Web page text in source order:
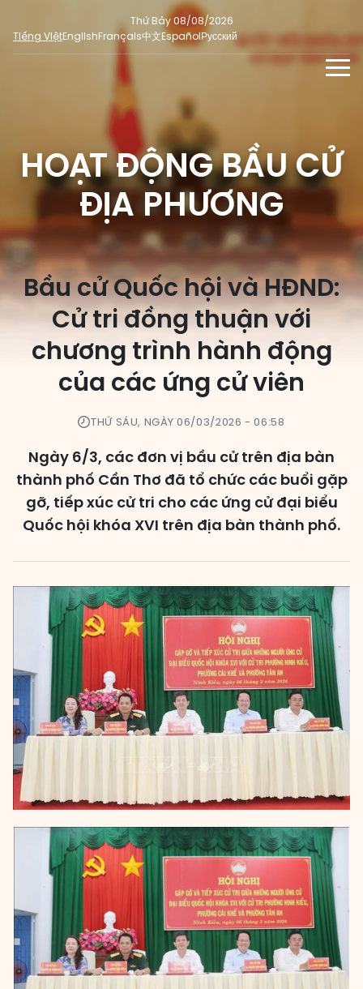
Thứ Bảy 08/08/2026
Tiếng ViệtEnglishFrançais中文EspañolРусский
TIN TỨC - SỰ KIỆN
Phỏng vấn - Nhận định
Ý kiến cử tri
Người đại biểu nhân dân
Tin nổi bật
Dư luận quốc tế
Hỏi đáp bầu cử
Bầu cử địa phương
ĐA PHƯƠNG TIỆN
Ảnh
E-magazine
Infographic
DÀNH CHO BÁO CHÍ
MẠNG XÃ HỘI
SỐ LIỆU BẦU CỬ
Cử tri tham gia bầu cử
Tổng số đại biểu quốc hội
Nữ đại biểu Quốc hội
Các đơn vị bầu cử
HĐND cấp xã
HĐND cấp tỉnh, thành phố
HOẠT ĐỘNG BẦU CỬ
ĐỊA PHƯƠNG
Bầu cử Quốc hội và HĐND:
Cử tri đồng thuận với
chương trình hành động
của các ứng cử viên
THỨ SÁU, NGÀY 06/03/2026 - 06:58
Ngày 6/3, các đơn vị bầu cử trên địa bàn
thành phố Cần Thơ đã tổ chức các buổi gặp
gỡ, tiếp xúc cử tri cho các ứng cử đại biểu
Quốc hội khóa XVI trên địa bàn thành phố.